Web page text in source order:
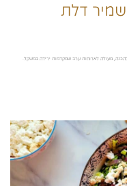
דלת
מעולה לארוחות ערב שמקדמות ירידה במשקל.